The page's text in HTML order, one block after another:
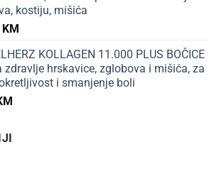
kostiju, mišića
KM
KOLLAGEN 11.000 PLUS BOČICE
zdravlje hrskavice, zglobova i mišića, za
i smanjenje boli